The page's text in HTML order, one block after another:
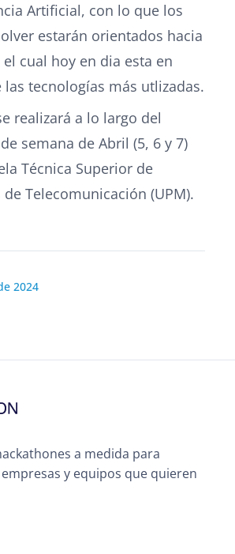
Artificial, con lo que los
estarán orientados hacia
cual hoy en dia esta en
las tecnologías más utlizadas.
realizará a lo largo del
semana de Abril (5, 6 y 7)
Técnica Superior de
Telecomunicación (UPM).
2024
a medida para
y equipos que quieren